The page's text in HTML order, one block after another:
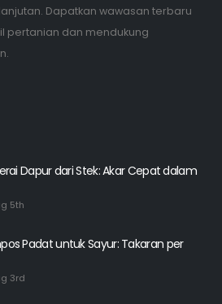
Dapatkan wawasan terbaru
pertanian dan mendukung
Dapur dari Stek: Akar Cepat dalam
5th
Padat untuk Sayur: Takaran per
3rd